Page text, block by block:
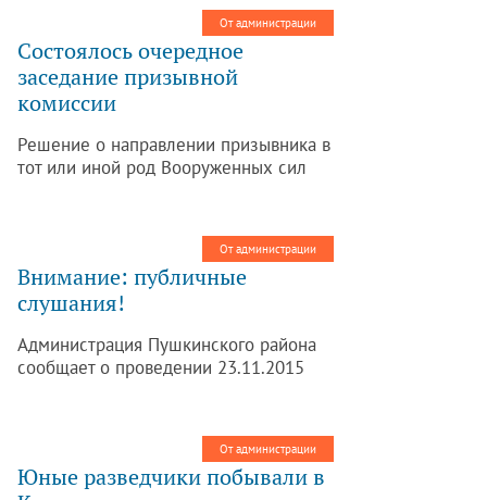
От администрации
Состоялось очередное
заседание призывной
комиссии
Решение о направлении призывника в
тот или иной род Вооруженных сил
профессионально-психологическую
пригодность, образование и семейное
положение.
От администрации
Внимание: публичные
слушания!
Администрация Пушкинского района
сообщает о проведении 23.11.2015
условно разрешенный вид
использования земельных участков в
поселке Шушары – участка 780
От администрации
Юные разведчики побывали в